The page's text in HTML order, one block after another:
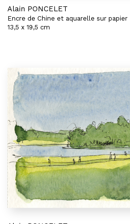
Alain PONCELET
Encre de Chine et aquarelle sur papier
13,5 x 19,5 cm